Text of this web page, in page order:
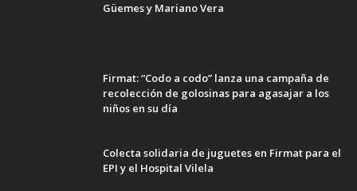
Güemes y Mariano Vera
Firmat: “Codo a codo” lanza una campaña de
recolección de golosinas para agasajar a los
niños en su día
Colecta solidaria de juguetes en Firmat para el
EPI y el Hospital Vilela